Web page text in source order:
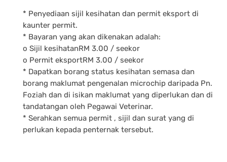
* Penyediaan sijil kesihatan dan permit eksport di
kaunter permit.
* Bayaran yang akan dikenakan adalah:
o Sijil kesihatanRM 3.00 / seekor
o Permit eksportRM 3.00 / seekor
* Dapatkan borang status kesihatan semasa dan
borang maklumat pengenalan microchip daripada Pn.
Foziah dan di isikan maklumat yang diperlukan dan di
tandatangan oleh Pegawai Veterinar.
* Serahkan semua permit , sijil dan surat yang di
perlukan kepada penternak tersebut.